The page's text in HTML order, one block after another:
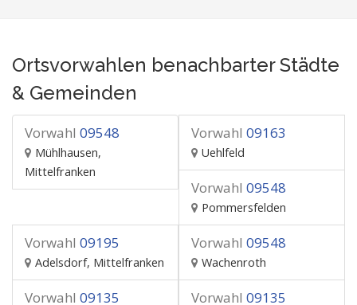
Ortsvorwahlen benachbarter Städte
& Gemeinden
Vorwahl 09548
Mühlhausen,
Mittelfranken
Vorwahl 09163
Uehlfeld
Vorwahl 09548
Pommersfelden
Vorwahl 09195
Adelsdorf, Mittelfranken
Vorwahl 09548
Wachenroth
Vorwahl 09135 Vorwahl 09135